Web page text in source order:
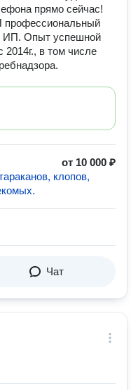
прямо сейчас!
профессиональный
ИП. Опыт успешной
2014г., в том числе
от 10 000 ₽
клопов,
Чат